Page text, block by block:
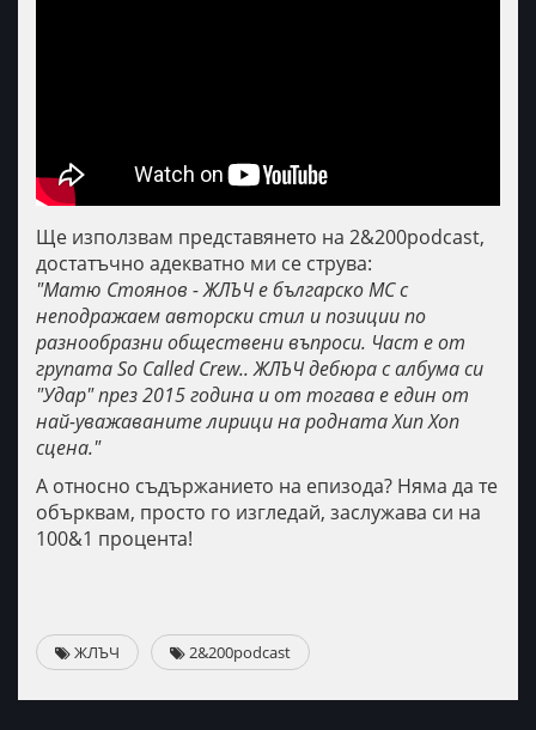
Ще използвам представянето на 2&200podcast,
достатъчно адекватно ми се струва:
"Матю Стоянов - ЖЛЪЧ е българско МС с
неподражаем авторски стил и позиции по
разнообразни обществени въпроси. Част е от
групата So Called Crew.. ЖЛЪЧ дебюра с албума си
"Удар" през 2015 година и от тогава е един от
най-уважаваните лирици на родната Хип Хоп
сцена."
А относно съдържанието на епизода? Няма да те
обърквам, просто го изгледай, заслужава си на
100&1 процента!
ЖЛЪЧ 2&200podcast